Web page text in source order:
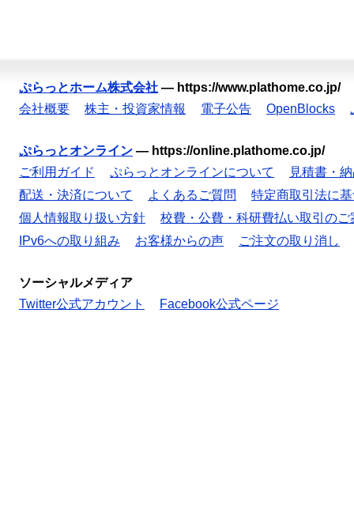
ぷらっとホーム株式会社 — https://www.plathome.co.jp/
会社概要
株主・投資家情報 電子公告 OpenBlocks
ぷらっとオンライン — https://online.plathome.co.jp/
ご利用ガイド
ぷらっとオンラインについて
見積書・
配送・決済について
よくあるご質問
特定商取引法に
個人情報取り扱い方針
校費・公費・科研費払い取引のご
IPv6への取り組み
お客様からの声 ご注文の取り消し
ソーシャルメディア
Twitter公式アカウント
Facebook公式ページ